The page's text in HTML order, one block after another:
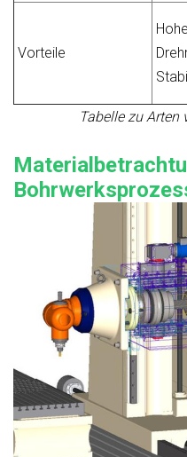
Vorteile
Tabelle zu Arten